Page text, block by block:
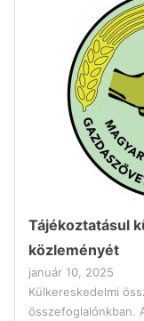
Tájékoztatásul
közleményét
január 10, 2025
Külkereskedelmi
összefoglalónkban.